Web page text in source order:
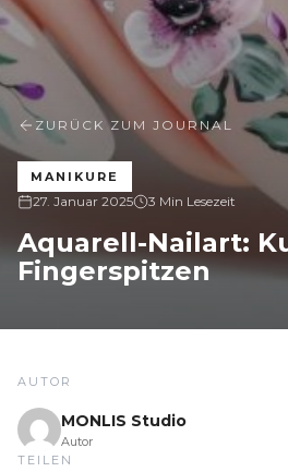
ZURÜCK ZUM JOURNAL
MANIKURE
27. Januar 2025 3 Min Lesezeit
Aquarell-Nailart:
Fingerspitzen
AUTOR
MONLIS Studio
Autor
TEILEN